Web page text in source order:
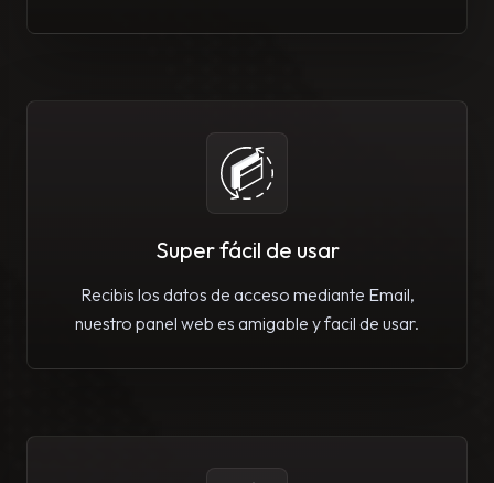
Super fácil de usar
Recibis los datos de acceso mediante Email,
nuestro panel web es amigable y facil de usar.